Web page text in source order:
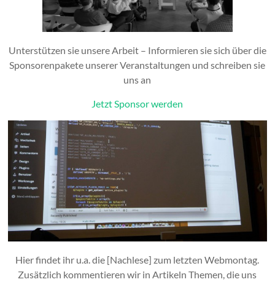
Unterstützen sie unsere Arbeit – Informieren sie sich über die
Sponsorenpakete unserer Veranstaltungen und schreiben sie
uns an
Jetzt Sponsor werden
Hier findet ihr u.a. die [Nachlese] zum letzten Webmontag.
Zusätzlich kommentieren wir in Artikeln Themen, die uns